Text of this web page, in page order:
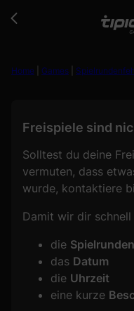
Inhalt
Home Games
Freispiele sind
Solltest du deine
vermuten, dass
wurde, kontaktiere
Damit wir dir
die
das Datum
die Uhrzeit
eine kurze